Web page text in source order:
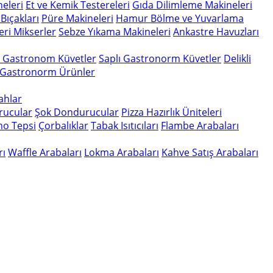
Et ve Kemik Testereleri Gıda Dilimleme Makineleri
Püre Makineleri Hamur Bölme ve Yuvarlama
MikserlerSebze Yıkama Makineleri Ankastre Havuzları
KüvetlerSaplı Gastronorm Küvetler Delikli
Ürünler
Şok Dondurucular Pizza Hazırlık Üniteleri
Tepsi ÇorbalıklarTabak Isıtıcıları Flambe Arabaları
Waffle Arabaları Lokma Arabaları Kahve Satış Arabaları